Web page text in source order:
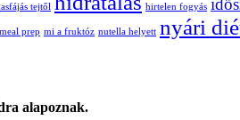
tejtől hirtelen fogyás
meal prep mi a fruktóz nutella helyett nyári
alapoznak.